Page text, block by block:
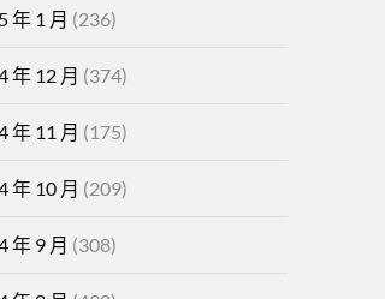
年 1 月 (236)
年 12 月 (374)
年 11 月 (175)
年 10 月 (209)
年 9 月 (308)